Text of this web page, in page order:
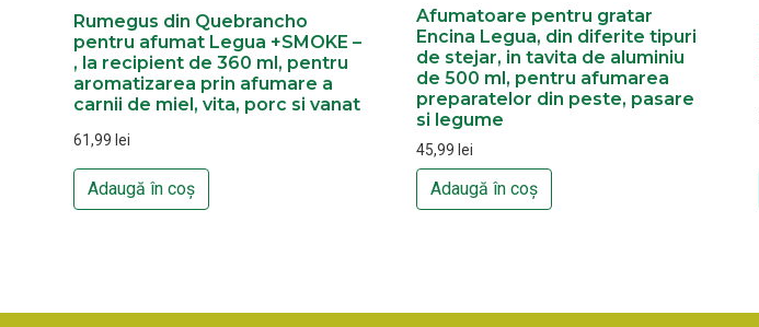
Rumegus din Quebrancho
pentru afumat Legua +SMOKE –
, la recipient de 360 ml, pentru
aromatizarea prin afumare a
carnii de miel, vita, porc si vanat
61,99 lei
Adaugă în coș
Afumatoare pentru gratar
Encina Legua, din diferite tipuri
de stejar, in tavita de aluminiu
de 500 ml, pentru afumarea
preparatelor din peste, pasare
si legume
45,99 lei
Adaugă în coș